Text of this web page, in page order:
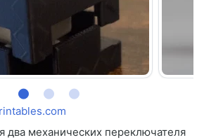
два механических переключателя